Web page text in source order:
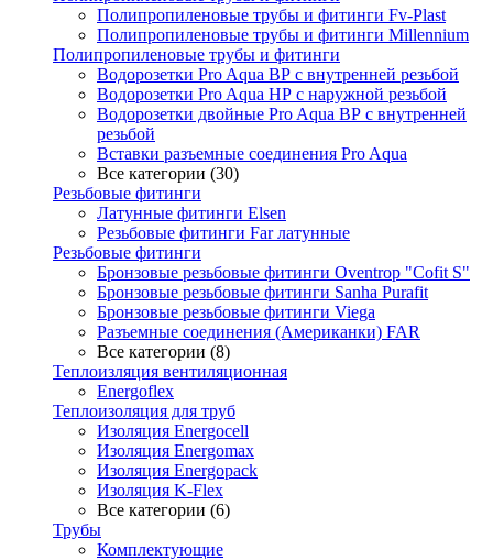
Полипропиленовые трубы и фитинги Fv-Plast
Полипропиленовые трубы и фитинги Millennium
Полипропиленовые трубы и фитинги
Водорозетки Pro Aqua ВР с внутренней резьбой
Водорозетки Pro Aqua НР с наружной резьбой
Водорозетки двойные Pro Aqua ВР с внутренней
резьбой
Вставки разъемные соединения Pro Aqua
Все категории (30)
Резьбовые фитинги
Латунные фитинги Elsen
Резьбовые фитинги Far латунные
Резьбовые фитинги
Бронзовые резьбовые фитинги Oventrop "Cofit S"
Бронзовые резьбовые фитинги Sanha Purafit
Бронзовые резьбовые фитинги Viega
Разъемные соединения (Американки) FAR
Все категории (8)
Теплоизляция вентиляционная
Energoflex
Теплоизоляция для труб
Изоляция Energocell
Изоляция Energomax
Изоляция Energopack
Изоляция K-Flex
Все категории (6)
Трубы
Комплектующие